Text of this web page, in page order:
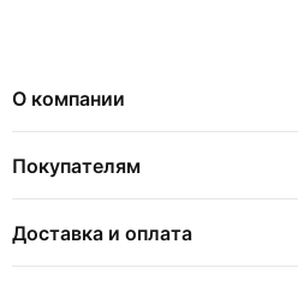
О компании
Покупателям
Доставка и оплата